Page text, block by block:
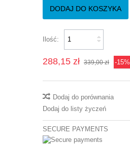
DODAJ DO KOSZYKA
Ilość:
288,15 zł 339,00 zł -15%
Dodaj do porównania
Dodaj do listy życzeń
SECURE PAYMENTS